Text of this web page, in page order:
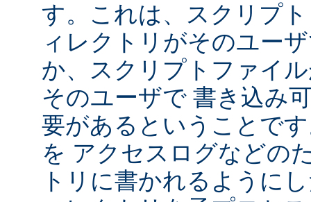
す。これは、スクリプ
ィレクトリがそのユー
か、スクリプトファイ
そのユーザで 書き込み
要があるということで
を アクセスログなどの
トリに書かれるように